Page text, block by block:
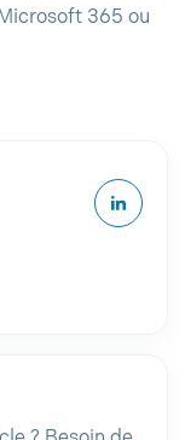
365 ou